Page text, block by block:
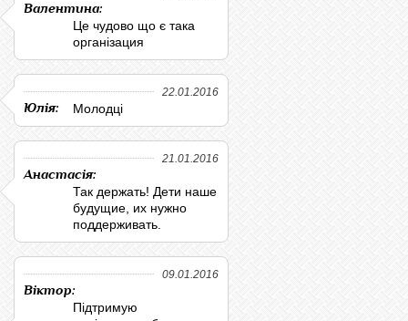
Валентина:
Це чудово що є така
організация
22.01.2016
Юлія: Молодці
21.01.2016
Анастасія:
Так держать! Дети наше
будущие, их нужно
поддерживать.
09.01.2016
Віктор:
Підтримую